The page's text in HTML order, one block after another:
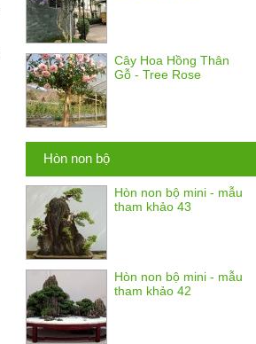
Cây Hoa Hồng Thân
Gỗ - Tree Rose
Hòn non bộ
Hòn non bộ mini - mẫu
tham khảo 43
Hòn non bộ mini - mẫu
tham khảo 42